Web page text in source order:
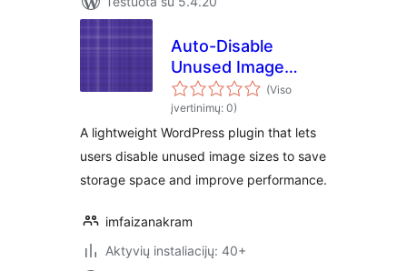
Auto-Disable
Unused Image
Sizes
(Viso
įvertinimų: 0)
A lightweight WordPress plugin that lets
users disable unused image sizes to save
storage space and improve performance.
imfaizanakram
Aktyvių instaliacijų: 40+